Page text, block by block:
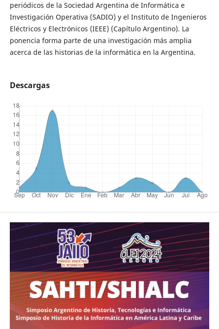
periódicos de la Sociedad Argentina de Informática e
Investigación Operativa (SADIO) y el Instituto de Ingenieros
Eléctricos y Electrónicos (IEEE) (Capítulo Argentino). La
ponencia forma parte de una investigación más amplia
acerca de las historias de la informática en la Argentina.
Descargas